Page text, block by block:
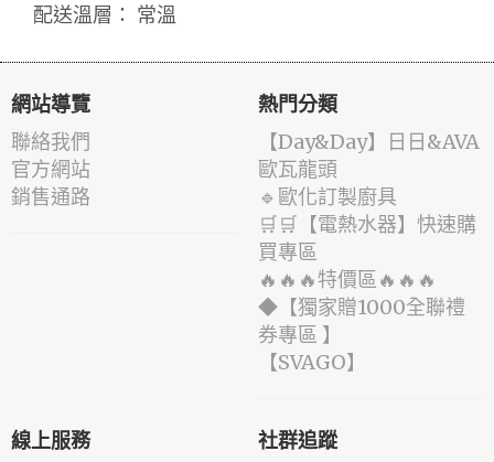
配送溫層： 常溫
網站導覽
聯絡我們
官方網站
銷售通路
熱門分類
️【Day&Day】️日日&AVA
歐瓦龍頭
🔹歐化訂製廚具
🛒🛒【電熱水器】快速購
買專區
🔥🔥🔥特價區🔥🔥🔥
◆【獨家贈1000全聯禮
券專區 】
️【SVAGO】️
線上服務 社群追蹤